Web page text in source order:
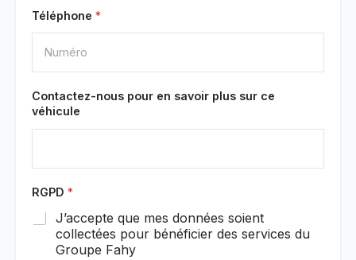
Téléphone *
Contactez-nous pour en savoir plus sur ce
véhicule
RGPD *
J’accepte que mes données soient
collectées pour bénéficier des services du
Groupe Fahy